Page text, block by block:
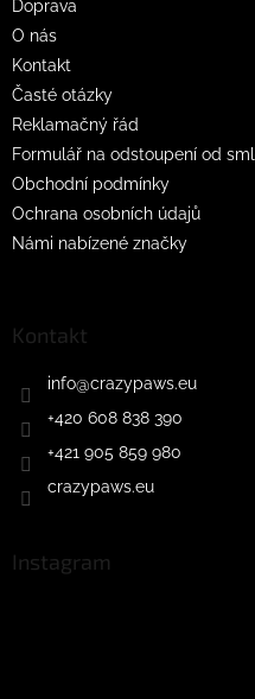
Doprava
O nás
Kontakt
Časté otázky
Reklamačný řád
Formulář na odstoupení od
Obchodní podmínky
Ochrana osobních údajů
Námi nabízené značky
Kontakt
info@crazypaws.eu
+420 608 838 390
+421 905 859 980
crazypaws.eu
Instagram